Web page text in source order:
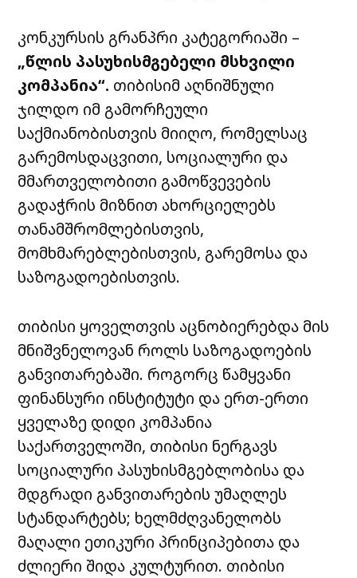
კონკურსის გრანპრი კატეგორიაში –
„წლის პასუხისმგებელი მსხვილი
კომპანია“. თიბისიმ აღნიშნული
ჯილდო იმ გამორჩეული
საქმიანობისთვის მიიღო, რომელსაც
გარემოსდაცვითი, სოციალური და
მმართველობითი გამოწვევების
გადაჭრის მიზნით ახორციელებს
თანამშრომლებისთვის,
მომხმარებლებისთვის, გარემოსა და
საზოგადოებისთვის.
თიბისი ყოველთვის აცნობიერებდა მის
მნიშვნელოვან როლს საზოგადოების
განვითარებაში. როგორც წამყვანი
ფინანსური ინსტიტუტი და ერთ-ერთი
ყველაზე დიდი კომპანია
საქართველოში, თიბისი ნერგავს
სოციალური პასუხისმგებლობისა და
მდგრადი განვითარების უმაღლეს
სტანდარტებს; ხელმძღვანელობს
მაღალი ეთიკური პრინციპებითა და
ძლიერი შიდა კულტურით. თიბისი